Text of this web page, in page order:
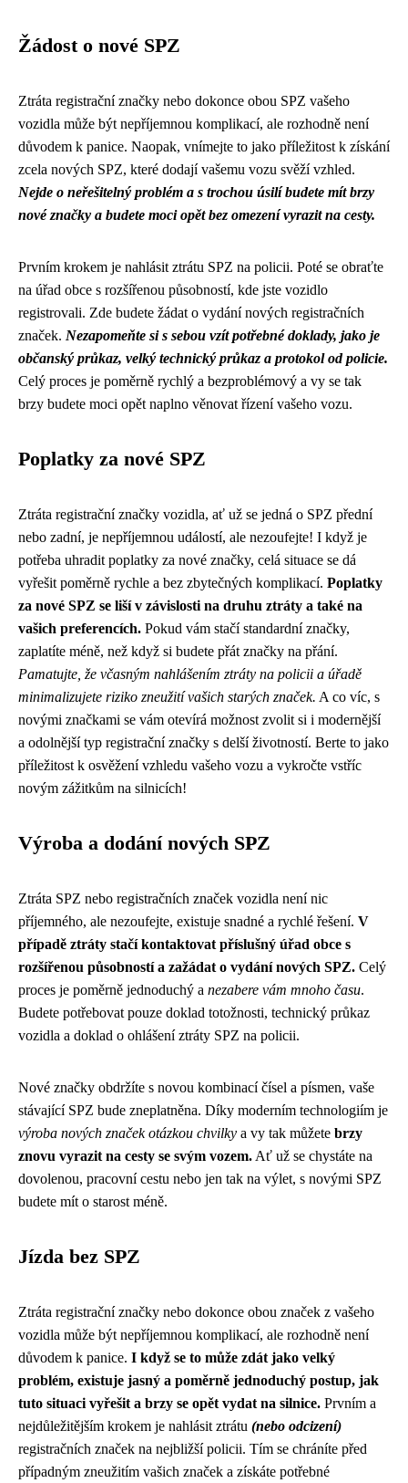
Žádost o nové SPZ
Ztráta registrační značky nebo dokonce obou SPZ vašeho
vozidla může být nepříjemnou komplikací, ale rozhodně není
důvodem k panice. Naopak, vnímejte to jako příležitost k získání
zcela nových SPZ, které dodají vašemu vozu svěží vzhled.
Nejde o neřešitelný problém a s trochou úsilí budete mít brzy
nové značky a budete moci opět bez omezení vyrazit na cesty.
Prvním krokem je nahlásit ztrátu SPZ na policii. Poté se obraťte
na úřad obce s rozšířenou působností, kde jste vozidlo
registrovali. Zde budete žádat o vydání nových registračních
značek. Nezapomeňte si s sebou vzít potřebné doklady, jako je
občanský průkaz, velký technický průkaz a protokol od policie.
Celý proces je poměrně rychlý a bezproblémový a vy se tak
brzy budete moci opět naplno věnovat řízení vašeho vozu.
Poplatky za nové SPZ
Ztráta registrační značky vozidla, ať už se jedná o SPZ přední
nebo zadní, je nepříjemnou událostí, ale nezoufejte! I když je
potřeba uhradit poplatky za nové značky, celá situace se dá
vyřešit poměrně rychle a bez zbytečných komplikací. Poplatky
za nové SPZ se liší v závislosti na druhu ztráty a také na
vašich preferencích. Pokud vám stačí standardní značky,
zaplatíte méně, než když si budete přát značky na přání.
Pamatujte, že včasným nahlášením ztráty na policii a úřadě
minimalizujete riziko zneužití vašich starých značek. A co víc, s
novými značkami se vám otevírá možnost zvolit si i modernější
a odolnější typ registrační značky s delší životností. Berte to jako
příležitost k osvěžení vzhledu vašeho vozu a vykročte vstříc
novým zážitkům na silnicích!
Výroba a dodání nových SPZ
Ztráta SPZ nebo registračních značek vozidla není nic
příjemného, ale nezoufejte, existuje snadné a rychlé řešení. V
případě ztráty stačí kontaktovat příslušný úřad obce s
rozšířenou působností a zažádat o vydání nových SPZ. Celý
proces je poměrně jednoduchý a nezabere vám mnoho času.
Budete potřebovat pouze doklad totožnosti, technický průkaz
vozidla a doklad o ohlášení ztráty SPZ na policii.
Nové značky obdržíte s novou kombinací čísel a písmen, vaše
stávající SPZ bude zneplatněna. Díky moderním technologiím je
výroba nových značek otázkou chvilky a vy tak můžete brzy
znovu vyrazit na cesty se svým vozem. Ať už se chystáte na
dovolenou, pracovní cestu nebo jen tak na výlet, s novými SPZ
budete mít o starost méně.
Jízda bez SPZ
Ztráta registrační značky nebo dokonce obou značek z vašeho
vozidla může být nepříjemnou komplikací, ale rozhodně není
důvodem k panice. I když se to může zdát jako velký
problém, existuje jasný a poměrně jednoduchý postup, jak
tuto situaci vyřešit a brzy se opět vydat na silnice. Prvním a
nejdůležitějším krokem je nahlásit ztrátu (nebo odcizení)
registračních značek na nejbližší policii. Tím se chráníte před
případným zneužitím vašich značek a získáte potřebné